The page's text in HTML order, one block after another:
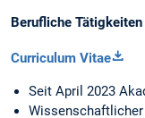
Berufliche Tätigkeiten
Curriculum Vitae
Seit April 2023